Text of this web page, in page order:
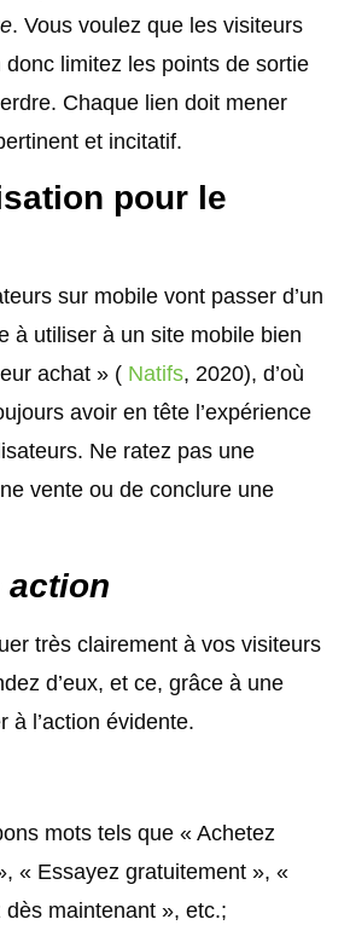
. Vous voulez que les visiteurs
donc limitez les points de sortie
Chaque lien doit mener
et incitatif.
pour le
sur mobile vont passer d’un
à utiliser à un site mobile bien
achat » ( Natifs, 2020), d’où
avoir en tête l’expérience
Ne ratez pas une
vente ou de conclure une
action
très clairement à vos visiteurs
d’eux, et ce, grâce à une
à l’action évidente.
mots tels que « Achetez
« Essayez gratuitement », «
dès maintenant », etc.;